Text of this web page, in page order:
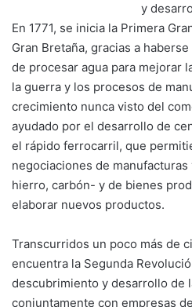
y
En 1771, se inicia la Primera
Gran Bretaña, gracias a
de procesar agua para mejorar
la guerra y los procesos de
crecimiento nunca visto del
ayudado por el desarrollo de
el rápido ferrocarril, que
negociaciones de
hierro, carbón- y de bienes
elaborar nuevos productos.
Transcurridos un poco más de
encuentra la Segunda
descubrimiento y desarrollo de
conjuntamente con empresas